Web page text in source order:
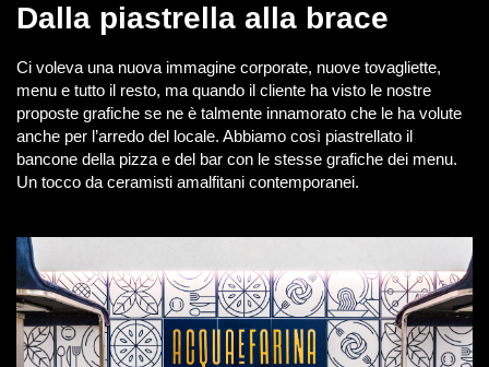
Dalla piastrella alla brace
Ci voleva una nuova immagine corporate, nuove tovagliette,
menu e tutto il resto, ma quando il cliente ha visto le nostre
proposte grafiche se ne è talmente innamorato che le ha volute
anche per l’arredo del locale. Abbiamo così piastrellato il
bancone della pizza e del bar con le stesse grafiche dei menu.
Un tocco da ceramisti amalfitani contemporanei.